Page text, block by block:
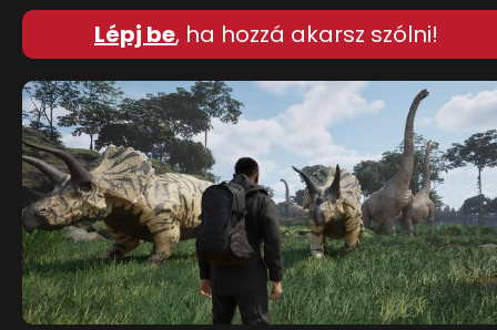
Lépj be, ha hozzá akarsz szólni!